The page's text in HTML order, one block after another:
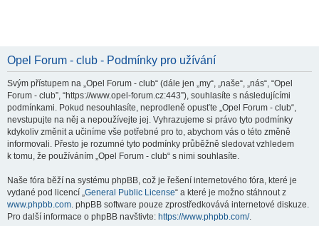
Opel Forum - club - Podmínky pro užívání
Svým přístupem na „Opel Forum - club“ (dále jen „my“, „naše“, „nás“, “Opel
Forum - club”, “https://www.opel-forum.cz:443”), souhlasíte s následujícími
podmínkami. Pokud nesouhlasíte, neprodleně opusťte „Opel Forum - club“,
nevstupujte na něj a nepoužívejte jej. Vyhrazujeme si právo tyto podmínky
kdykoliv změnit a učiníme vše potřebné pro to, abychom vás o této změně
informovali. Přesto je rozumné tyto podmínky průběžně sledovat vzhledem
k tomu, že používáním „Opel Forum - club“ s nimi souhlasíte.
Naše fóra běží na systému phpBB, což je řešení internetového fóra, které je
vydané pod licencí „General Public License“ a které je možno stáhnout z
www.phpbb.com. phpBB software pouze zprostředkovává internetové diskuze.
Pro další informace o phpBB navštivte: https://www.phpbb.com/.